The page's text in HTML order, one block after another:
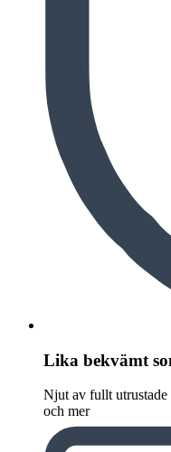
Lika bekvämt
Njut av fullt utrustade
och mer